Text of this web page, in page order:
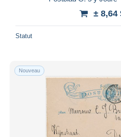
± 8,64
Statut
Nouveau